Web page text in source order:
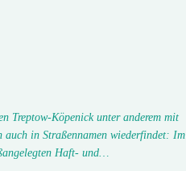
Treptow-Köpenick unter anderem mit
auch in Straßennamen wiederfindet: Im
Haft- und…